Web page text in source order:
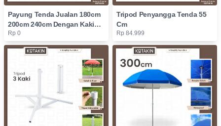
Payung Tenda Jualan 180cm
200cm 240cm Dengan Kaki
Tripod
Rp 0
Tripod Penyangga Tenda 55
Cm
Rp 84.999